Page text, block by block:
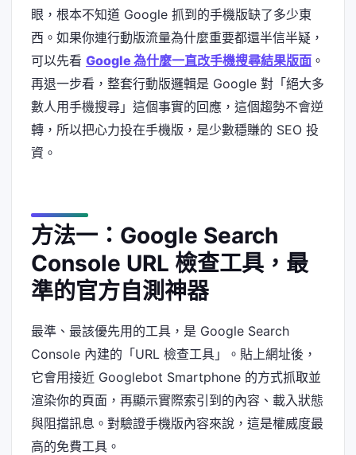
眼，根本不知道 Google 抓到的手機版缺了多少東
西。如果你連行動版流量為什麼重要都還半信半疑，
可以先看 Google 為什麼一直改手機搜尋結果版面 。
再退一步看，整套行動版邏輯是 Google 對「絕大多
數人用手機搜尋」這個事實的回應，這個趨勢不會逆
轉，所以把心力投在手機版，是少數穩賺的 SEO 投
資。
方法一：Google Search
Console URL 檢查工具，最
準的官方自測神器
最準、最該優先用的工具，是 Google Search
Console 內建的「URL 檢查工具」。貼上網址後，
它會用接近 Googlebot Smartphone 的方式抓取並
渲染你的頁面，再顯示實際索引到的內容、載入狀態
與阻擋訊息。對驗證手機版內容來說，這是權威度最
高的免費工具。